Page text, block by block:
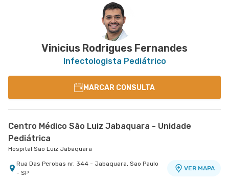
Vinicius Rodrigues Fernandes
Infectologista Pediátrico
MARCAR CONSULTA
Centro Médico São Luiz Jabaquara - Unidade
Pediátrica
Hospital São Luiz Jabaquara
Rua Das Perobas nr. 344 - Jabaquara, Sao Paulo
- SP
VER MAPA